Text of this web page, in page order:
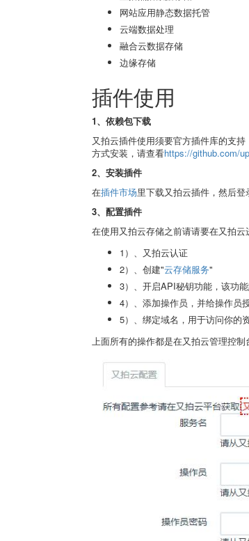
网站应用静态数据托管
云端数据处理
融合云数据存储
边缘存储
插件使用
1、依赖包下载
又拍云插件使用须要官方插件库的支
方式安装，请查看https://github.com/
2、安装插件
在插件市场里下载又拍云插件，然后
3、配置插件
在使用又拍云存储之前请请要在又拍云
1）、又拍云认证
2）、创建"云存储服务"
3）、开启API秘钥功能，该功
4）、添加操作员，并给操作员
5）、绑定域名，用于访问你的
上面所有的操作都是在又拍云管理控